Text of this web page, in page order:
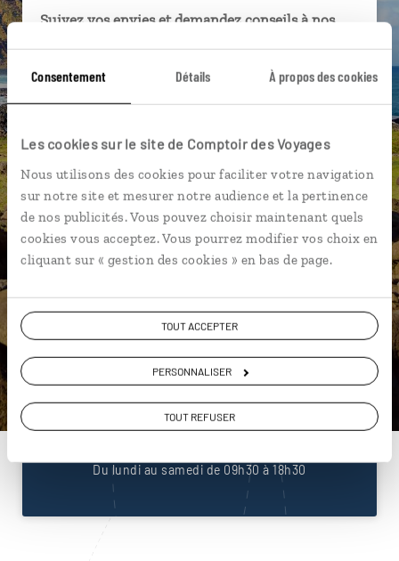
Consentement Détails À propos des cookies
Les cookies sur le site de Comptoir des Voyages
Nous utilisons des cookies pour faciliter votre navigation
sur notre site et mesurer notre audience et la pertinence
de nos publicités. Vous pouvez choisir maintenant quels
cookies vous acceptez. Vous pourrez modifier vos choix en
cliquant sur « gestion des cookies » en bas de page.
TOUT ACCEPTER
PERSONNALISER
TOUT REFUSER
Suivez vos envies et demandez conseils à nos
Ils sauront organiser votre itinéraire au plus
près de vos envies et de la réalité du pays.
connectés en agence, mais aussi par email ou
téléphone.
Vous gardez le même interlocuteur avant,
pendant et après votre voyage.
DEMANDER UN DEVIS
ou
Construisez votre voyage avec un spécialiste Chili
01 86 95 65 09
Du lundi au samedi de 09h30 à 18h30